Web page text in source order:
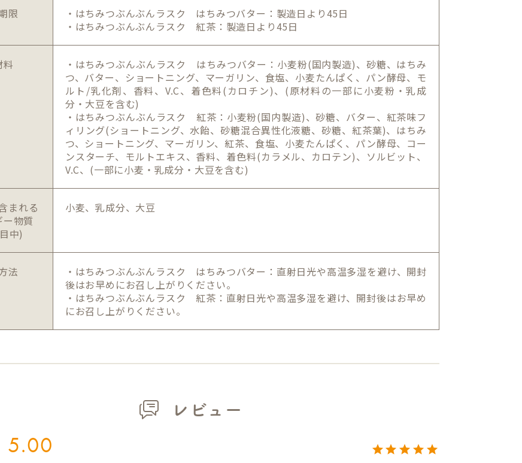
限
・はちみつぶんぶんラスク はちみつバター：製造日より45日
・はちみつぶんぶんラスク 紅茶：製造日より45日
料
・はちみつぶんぶんラスク はちみつバター：小麦粉(国内製造)、砂糖、はちみ
つ、バター、ショートニング、マーガリン、食塩、小麦たんぱく、パン酵母、モ
ルト/乳化剤、香料、V.C、着色料(カロチン)、(原材料の一部に小麦粉・乳成
分・大豆を含む)
・はちみつぶんぶんラスク 紅茶：小麦粉(国内製造)、砂糖、バター、紅茶味フ
ィリング(ショートニング、水飴、砂糖混合異性化液糖、砂糖、紅茶葉)、はちみ
つ、ショートニング、マーガリン、紅茶、食塩、小麦たんぱく、パン酵母、コー
ンスターチ、モルトエキス、香料、着色料(カラメル、カロテン)、ソルビット、
V.C、(一部に小麦・乳成分・大豆を含む)
まれる
ー物質
中)
小麦、乳成分、大豆
法
・はちみつぶんぶんラスク はちみつバター：直射日光や高温多湿を避け、開封
後はお早めにお召し上がりください。
・はちみつぶんぶんラスク 紅茶：直射日光や高温多湿を避け、開封後はお早め
にお召し上がりください。
レビュー
5.00